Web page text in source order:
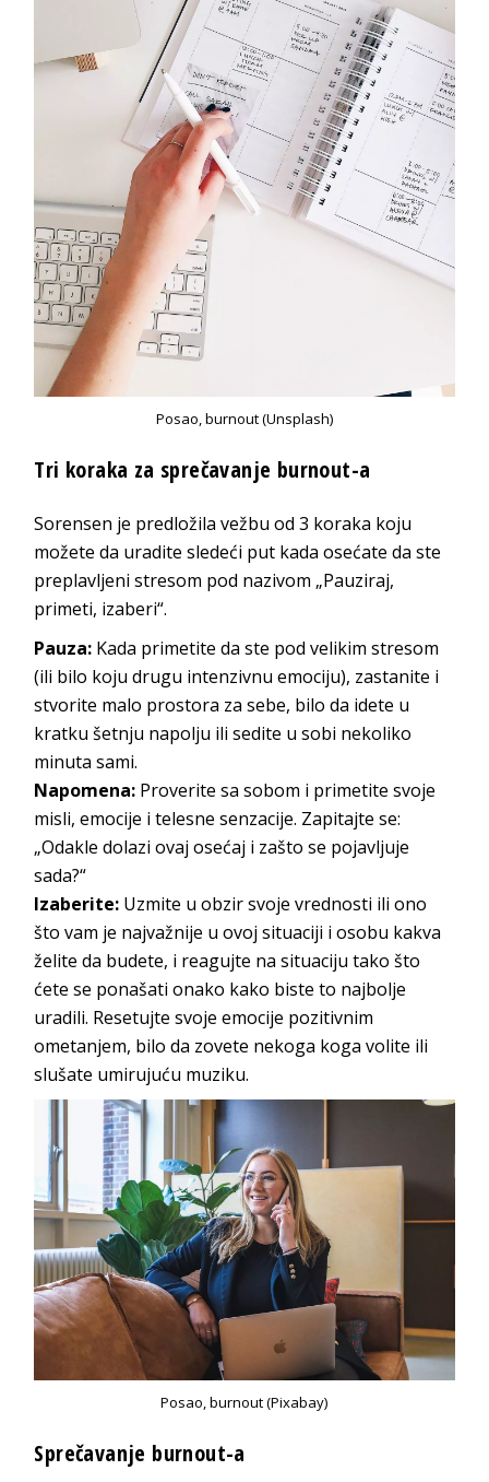
Posao, burnout (Unsplash)
Tri koraka za sprečavanje burnout-a
Sorensen je predložila vežbu od 3 koraka koju
možete da uradite sledeći put kada osećate da ste
preplavljeni stresom pod nazivom „Pauziraj,
primeti, izaberi“.
Pauza: Kada primetite da ste pod velikim stresom
(ili bilo koju drugu intenzivnu emociju), zastanite i
stvorite malo prostora za sebe, bilo da idete u
kratku šetnju napolju ili sedite u sobi nekoliko
minuta sami.
Napomena: Proverite sa sobom i primetite svoje
misli, emocije i telesne senzacije. Zapitajte se:
„Odakle dolazi ovaj osećaj i zašto se pojavljuje
sada?“
Izaberite: Uzmite u obzir svoje vrednosti ili ono
što vam je najvažnije u ovoj situaciji i osobu kakva
želite da budete, i reagujte na situaciju tako što
ćete se ponašati onako kako biste to najbolje
uradili. Resetujte svoje emocije pozitivnim
ometanjem, bilo da zovete nekoga koga volite ili
slušate umirujuću muziku.
Posao, burnout (Pixabay)
Sprečavanje burnout-a